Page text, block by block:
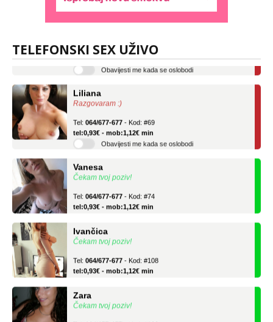
TELEFONSKI SEX UŽIVO
tel:0,93€ - mob:1,12€ min
Razgovaram :)
tel:0,93€ - mob:1,12€ min
Obavijesti me kada se oslobodi
Čekam tvoj poziv!
tel:0,93€ - mob:1,12€ min
Čekam tvoj poziv!
tel:0,93€ - mob:1,12€ min
Čekam tvoj poziv!